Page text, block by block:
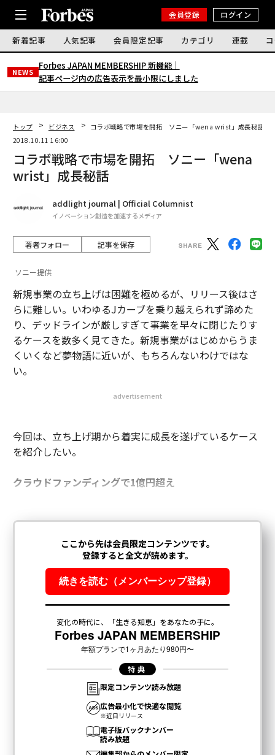
会員登録 ログイン
新着記事 人気記事 会員限定記事 カテゴリ 連載
NEWS
Forbes JAPAN MEMBERSHIP 新機能｜
記事ページ内の広告表示を最小限にしました
トップ ビジネス
コラボ戦略で市場を開拓 ソニー「wena wrist」成長秘話
2018.10.11 16:00
コラボ戦略で市場を開拓 ソニー「wena
wrist」成長秘話
addlight journal | Official Columnist
イノベーション創造を加速するメディア
著者フォロー 記事を保存
ソニー提供
新規事業の立ち上げは困難を極めるが、リリース後はさ
らに難しい。いわゆるJカーブを乗り越えられず諦めた
り、デッドラインが厳しすぎて事業を早々に閉じたりす
るケースを数多く見てきた。新規事業がはじめからうま
くいくなど夢物語に近いが、もちろんないわけではな
い。
advertisement
今回は、立ち上げ期から着実に成長を遂げているケース
を紹介したい。
クラウドファンディングで1億円超え